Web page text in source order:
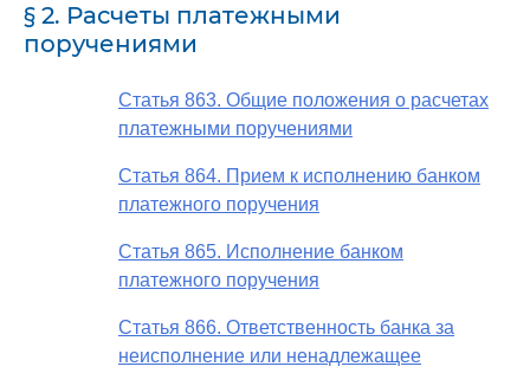
§ 2. Расчеты платежными
поручениями
Статья 863. Общие положения о расчетах
платежными поручениями
Статья 864. Прием к исполнению банком
платежного поручения
Статья 865. Исполнение банком
платежного поручения
Статья 866. Ответственность банка за
неисполнение или ненадлежащее